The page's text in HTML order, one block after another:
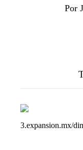
Por